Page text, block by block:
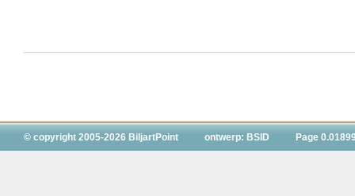
© copyright 2005-2026 BiljartPoint ontwerp: BSID Page